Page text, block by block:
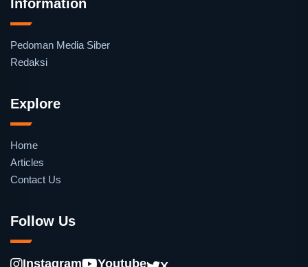
Information
Pedoman Media Siber
Redaksi
Explore
Home
Articles
Contact Us
Follow Us
Instagram Youtube